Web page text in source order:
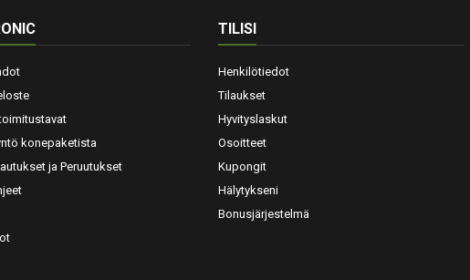
konepaketista
ja Peruutukset
TILISI
Henkilötiedot
Tilaukset
Hyvityslaskut
Osoitteet
Kupongit
Hälytykseni
Bonusjärjestelmä